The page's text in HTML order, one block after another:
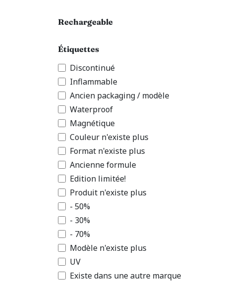
Rechargeable
Étiquettes
Discontinué
Inflammable
Ancien packaging / modèle
Waterproof
Magnétique
Couleur n'existe plus
Format n'existe plus
Ancienne formule
Edition limitée!
Produit n'existe plus
- 50%
- 30%
- 70%
Modèle n'existe plus
UV
Existe dans une autre marque